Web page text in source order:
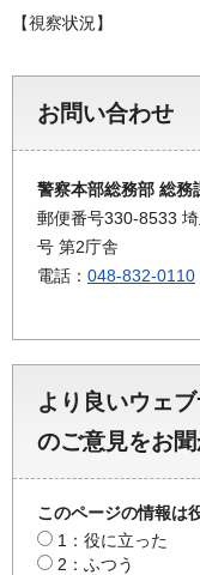
【視察状況】
お問い合わせ
警察本部総務部 総務
郵便番号330-8533
号 第2庁舎
電話： 048-832-0110
より良いウェ
のご意見をお
このページの情報は
1：役に立った
2：ふつう